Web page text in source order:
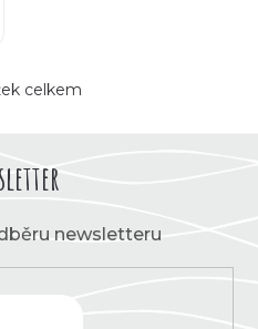
O
d
c
í
p
celkem
newsletteru